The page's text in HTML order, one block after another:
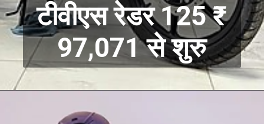
टीवीएस रेडर 125 ₹
97,071 से शुरु